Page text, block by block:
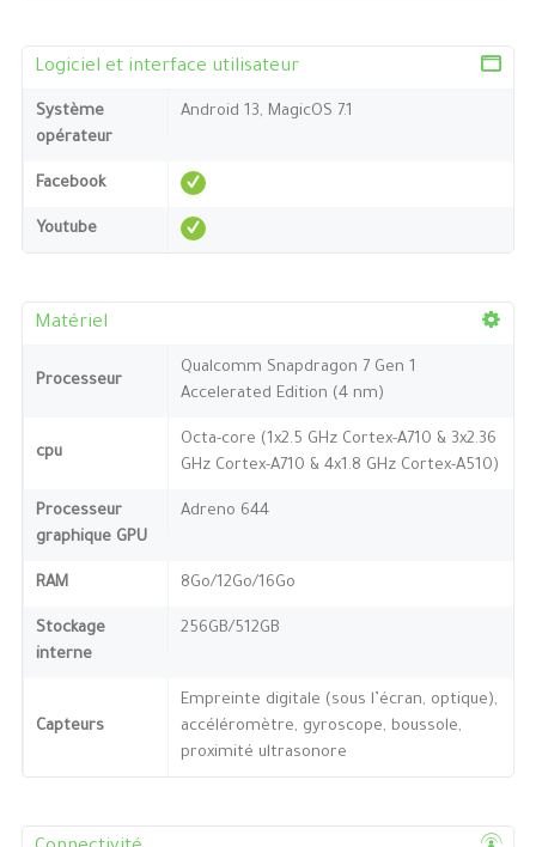
Logiciel et interface utilisateur
Système
opérateur
Android 13, MagicOS 7.1
Facebook
Youtube
Matériel
Processeur
Qualcomm Snapdragon 7 Gen 1
Accelerated Edition (4 nm)
cpu
Octa-core (1x2.5 GHz Cortex-A710 & 3x2.36
GHz Cortex-A710 & 4x1.8 GHz Cortex-A510)
Processeur
graphique GPU
Adreno 644
RAM 8Go/12Go/16Go
Stockage
interne
256GB/512GB
Capteurs
Empreinte digitale (sous l’écran, optique),
accéléromètre, gyroscope, boussole,
proximité ultrasonore